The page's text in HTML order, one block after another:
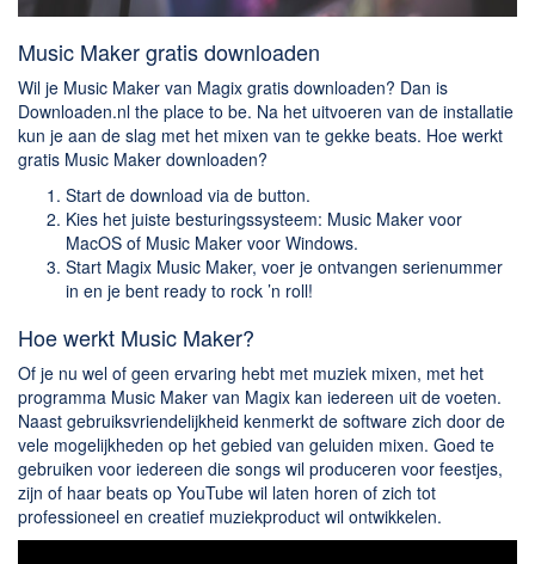
Music Maker gratis downloaden
Wil je Music Maker van Magix gratis downloaden? Dan is
Downloaden.nl the place to be. Na het uitvoeren van de installatie
kun je aan de slag met het mixen van te gekke beats. Hoe werkt
gratis Music Maker downloaden?
Start de download via de button.
Kies het juiste besturingssysteem: Music Maker voor
MacOS of Music Maker voor Windows.
Start Magix Music Maker, voer je ontvangen serienummer
in en je bent ready to rock ’n roll!
Hoe werkt Music Maker?
Of je nu wel of geen ervaring hebt met muziek mixen, met het
programma Music Maker van Magix kan iedereen uit de voeten.
Naast gebruiksvriendelijkheid kenmerkt de software zich door de
vele mogelijkheden op het gebied van geluiden mixen. Goed te
gebruiken voor iedereen die songs wil produceren voor feestjes,
zijn of haar beats op YouTube wil laten horen of zich tot
professioneel en creatief muziekproduct wil ontwikkelen.